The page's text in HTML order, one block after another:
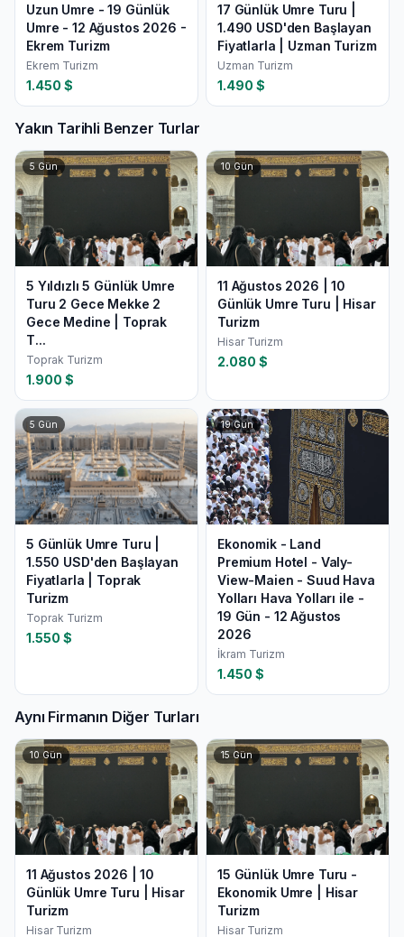
Uzun Umre - 19 Günlük
Umre - 12 Ağustos 2026 -
Ekrem Turizm
Ekrem Turizm
1.450 $
17 Günlük Umre Turu |
1.490 USD'den Başlayan
Fiyatlarla | Uzman Turizm
Uzman Turizm
1.490 $
Yakın Tarihli Benzer Turlar
5Gün
5 Yıldızlı 5 Günlük Umre
Turu 2 Gece Mekke 2
Gece Medine | Toprak
T...
Toprak Turizm
1.900 $
10Gün
11 Ağustos 2026 | 10
Günlük Umre Turu | Hisar
Turizm
Hisar Turizm
2.080 $
5 Gün
5 Günlük Umre Turu |
1.550 USD'den Başlayan
Fiyatlarla | Toprak
Turizm
Toprak Turizm
1.550 $
19Gün
Ekonomik - Land
Premium Hotel - Valy-
View-Maien - Suud Hava
Yolları Hava Yolları ile -
19 Gün - 12 Ağustos
2026
İkram Turizm
1.450 $
Aynı Firmanın Diğer Turları
10Gün
11 Ağustos 2026 | 10
Günlük Umre Turu | Hisar
Turizm
Hisar Turizm
15Gün
15 Günlük Umre Turu -
Ekonomik Umre | Hisar
Turizm
Hisar Turizm